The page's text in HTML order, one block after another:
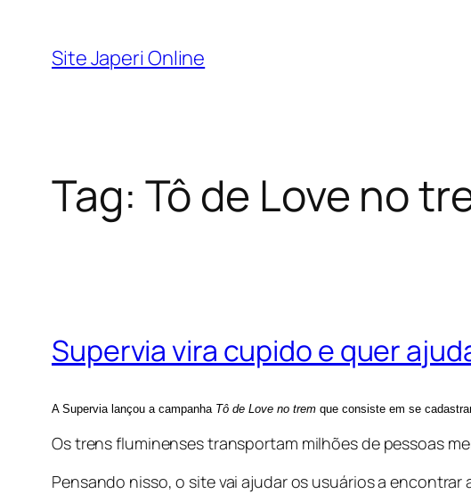
Site Japeri Online
Tag: Tô de Love no
Supervia vira cupido e quer
A Supervia lançou a campanha Tô de Love no trem que consiste em se
Os trens fluminenses transportam milhões de pessoas
Pensando nisso, o site vai ajudar os usuários a encontrar